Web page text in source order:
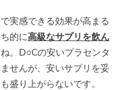
実感できる効果が高まる
的に高級なサプリを飲ん
。D○Cの安いプラセンタ
せんが、安いサプリを妥
盛り上がらないです。